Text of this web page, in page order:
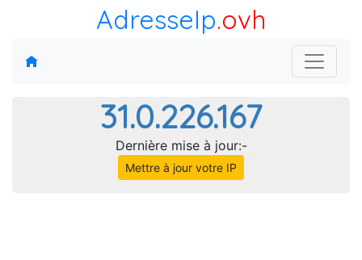
AdresseIp.ovh
31.0.226.167
Dernière mise à jour:-
Mettre à jour votre IP